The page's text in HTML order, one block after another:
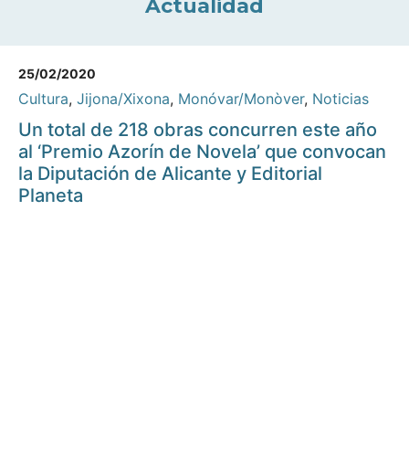
Actualidad
25/02/2020
Cultura, Jijona/Xixona, Monóvar/Monòver, Noticias
Un total de 218 obras concurren este año
al ‘Premio Azorín de Novela’ que convocan
la Diputación de Alicante y Editorial
Planeta